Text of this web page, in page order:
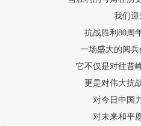
我们迎
抗战胜利80周
一场盛大的阅
它不仅是对往昔
更是对伟大抗
对今日中国
对未来和平